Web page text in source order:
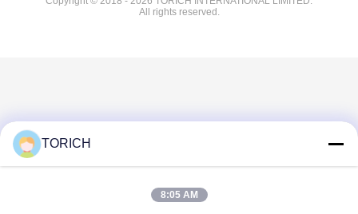
All rights reserved.
TORICH
8:05 AM